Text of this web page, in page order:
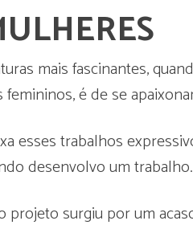
mais fascinantes,
é de se
esses trabalhos
desenvolvo um
projeto surgiu por um